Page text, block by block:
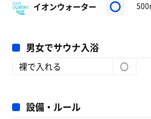
イオンウォーター
男女でサウナ入浴
裸で入れる ○
設備・ルール